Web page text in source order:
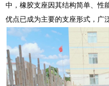
中，橡胶支座因其结构简单、性
优点已成为主要的支座形式，广